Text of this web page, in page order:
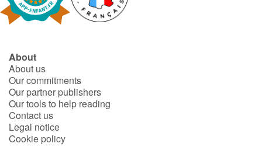
About
About us
Our commitments
Our partner publishers
Our tools to help reading
Contact us
Legal notice
Cookie policy